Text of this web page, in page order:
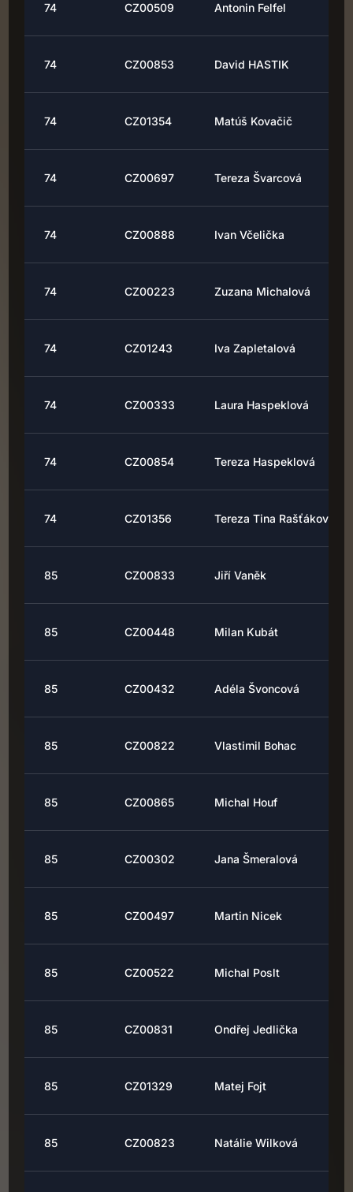
74 CZ00509 Antonin Felfel
74 CZ00853 David HASTIK
74 CZ01354 Matúš Kovačič
74 CZ00697 Tereza Švarcová
74 CZ00888 Ivan Včelička
74 CZ00223 Zuzana Michalová
74 CZ01243 Iva Zapletalová
74 CZ00333 Laura Haspeklová
74 CZ00854 Tereza Haspeklová
74 CZ01356 Tereza Tina Rašťáková
85 CZ00833 Jiří Vaněk
85 CZ00448 Milan Kubát
85 CZ00432 Adéla Švoncová
85 CZ00822 Vlastimil Bohac
85 CZ00865 Michal Houf
85 CZ00302 Jana Šmeralová
85 CZ00497 Martin Nicek
85 CZ00522 Michal Poslt
85 CZ00831 Ondřej Jedlička
85 CZ01329 Matej Fojt
85 CZ00823 Natálie Wilková